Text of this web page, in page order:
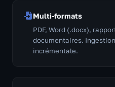
Multi-formats
PDF, Word (.docx),
documentaires.
incrémentale.